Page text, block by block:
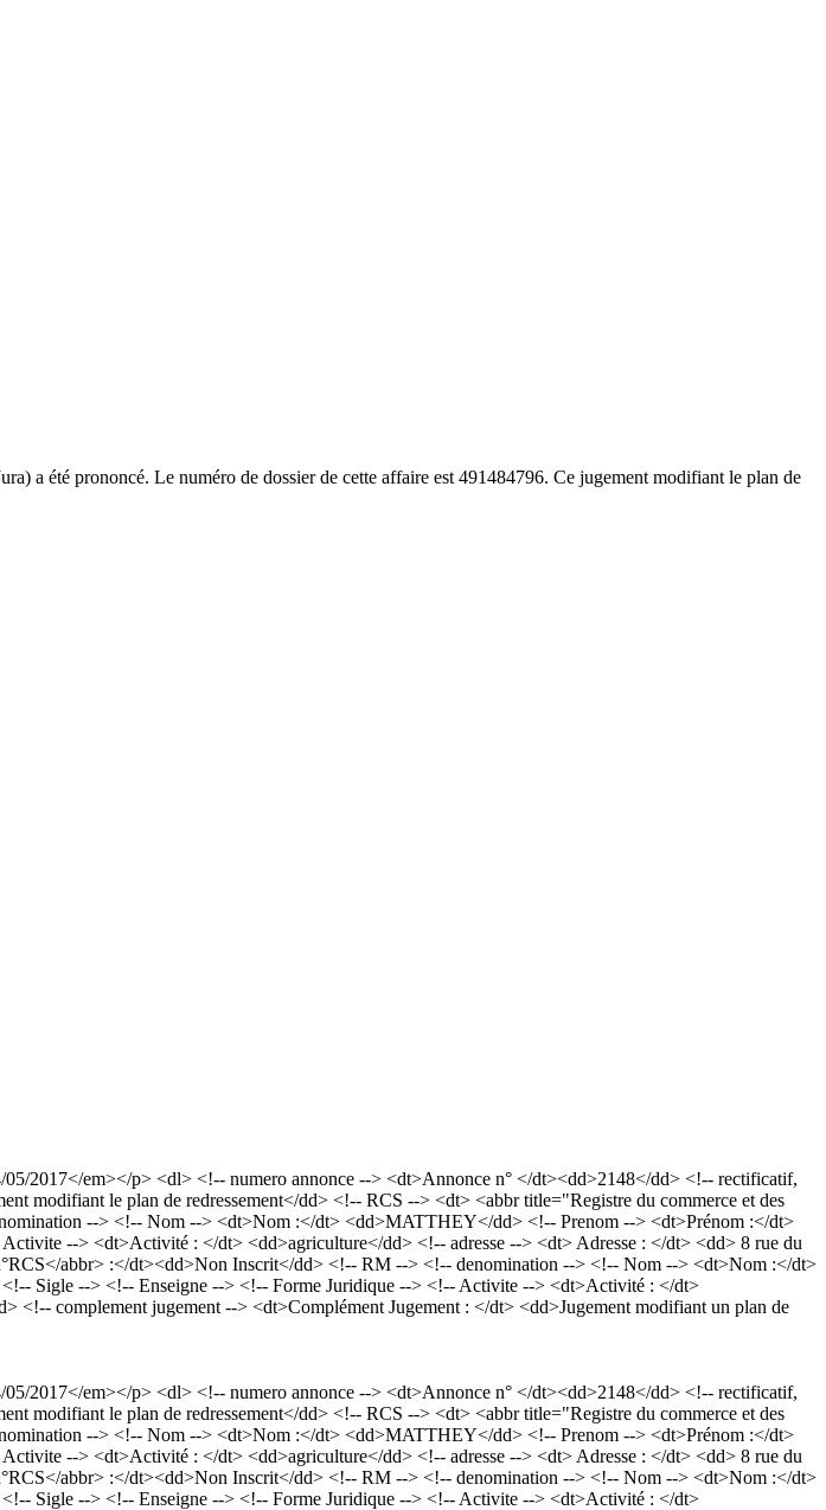
a été prononcé. Le numéro de dossier de cette affaire est 491484796. Ce jugement modifiant le plan de
2017</em></p> <dl> <!-- numero annonce --> <dt>Annonce n° </dt><dd>2148</dd> <!-- rectificatif,
le plan de redressement</dd> <!-- RCS --> <dt> <abbr title="Registre du commerce et des
--> <!-- Nom --> <dt>Nom :</dt> <dd>MATTHEY</dd> <!-- Prenom --> <dt>Prénom :</dt>
--> <dt>Activité : </dt> <dd>agriculture</dd> <!-- adresse --> <dt> Adresse : </dt> <dd> 8 rue du
abbr> :</dt><dd>Non Inscrit</dd> <!-- RM --> <!-- denomination --> <!-- Nom --> <dt>Nom :</dt>
Sigle --> <!-- Enseigne --> <!-- Forme Juridique --> <!-- Activite --> <dt>Activité : </dt>
complement jugement --> <dt>Complément Jugement : </dt> <dd>Jugement modifiant un plan de
2017</em></p> <dl> <!-- numero annonce --> <dt>Annonce n° </dt><dd>2148</dd> <!-- rectificatif,
le plan de redressement</dd> <!-- RCS --> <dt> <abbr title="Registre du commerce et des
--> <!-- Nom --> <dt>Nom :</dt> <dd>MATTHEY</dd> <!-- Prenom --> <dt>Prénom :</dt>
--> <dt>Activité : </dt> <dd>agriculture</dd> <!-- adresse --> <dt> Adresse : </dt> <dd> 8 rue du
abbr> :</dt><dd>Non Inscrit</dd> <!-- RM --> <!-- denomination --> <!-- Nom --> <dt>Nom :</dt>
Sigle --> <!-- Enseigne --> <!-- Forme Juridique --> <!-- Activite --> <dt>Activité : </dt>